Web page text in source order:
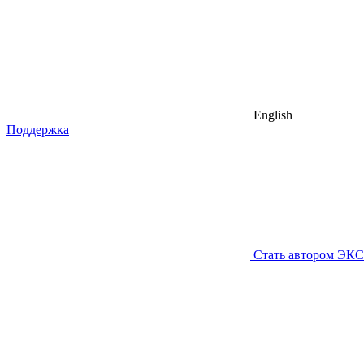
English
Поддержка
Стать автором